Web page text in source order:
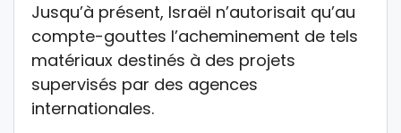
Jusqu’à présent, Israël n’autorisait qu’au
compte-gouttes l’acheminement de tels
matériaux destinés à des projets
supervisés par des agences
internationales.